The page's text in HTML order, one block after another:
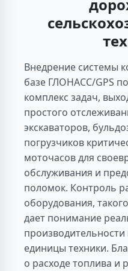
Внедрение системы
базе ГЛОНАСС/GPS
комплекс задач,
простого
экскаваторов,
погрузчиков
моточасов для
обслуживания и
поломок. Контроль
оборудования,
дает понимание
производительности
единицы техники.
о расходе топлива и